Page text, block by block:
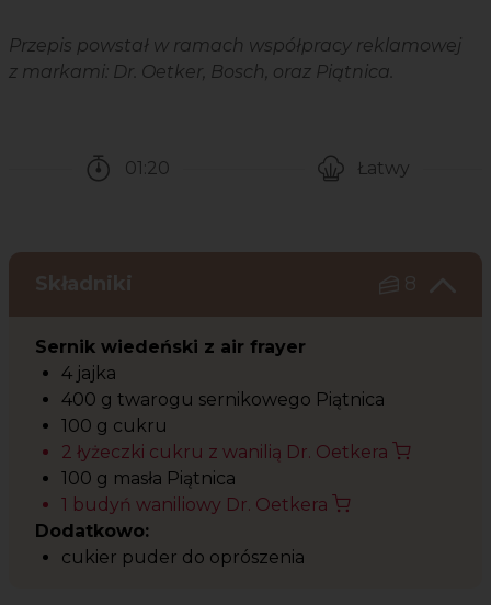
Przepis powstał w ramach współpracy reklamowej
z markami: Dr. Oetker, Bosch, oraz Piątnica.
01:20
Łatwy
Składniki 8
Sernik wiedeński z air frayer
4 jajka
400 g twarogu sernikowego Piątnica
100 g cukru
2 łyżeczki cukru z wanilią Dr. Oetkera
100 g masła Piątnica
1 budyń waniliowy Dr. Oetkera
Dodatkowo:
cukier puder do oprószenia